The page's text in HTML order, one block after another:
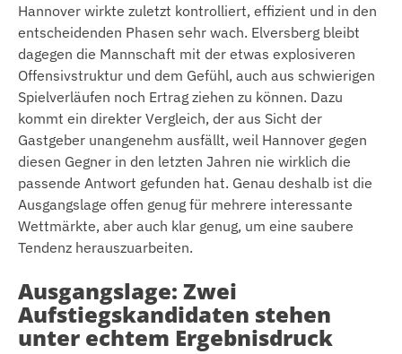
Hannover wirkte zuletzt kontrolliert, effizient und in den
entscheidenden Phasen sehr wach. Elversberg bleibt
dagegen die Mannschaft mit der etwas explosiveren
Offensivstruktur und dem Gefühl, auch aus schwierigen
Spielverläufen noch Ertrag ziehen zu können. Dazu
kommt ein direkter Vergleich, der aus Sicht der
Gastgeber unangenehm ausfällt, weil Hannover gegen
diesen Gegner in den letzten Jahren nie wirklich die
passende Antwort gefunden hat. Genau deshalb ist die
Ausgangslage offen genug für mehrere interessante
Wettmärkte, aber auch klar genug, um eine saubere
Tendenz herauszuarbeiten.
Ausgangslage: Zwei
Aufstiegskandidaten stehen
unter echtem Ergebnisdruck